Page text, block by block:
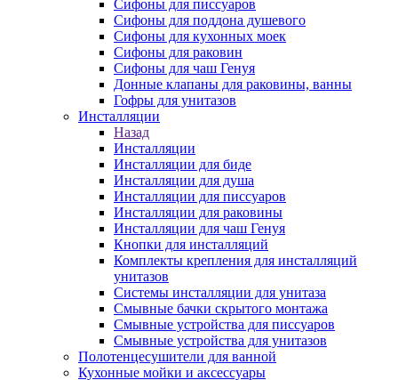
Сифоны для писсуаров
Сифоны для поддона душевого
Сифоны для кухонных моек
Сифоны для раковин
Сифоны для чаш Генуя
Донные клапаны для раковины, ванны
Гофры для унитазов
Инсталляции
Назад
Инсталляции
Инсталляции для биде
Инсталляции для душа
Инсталляции для писсуаров
Инсталляции для раковины
Инсталляции для чаш Генуя
Кнопки для инсталляций
Комплекты крепления для инсталляций
унитазов
Системы инсталляции для унитаза
Смывные бачки скрытого монтажа
Смывные устройства для писсуаров
Смывные устройства для унитазов
Полотенцесушители для ванной
Кухонные мойки и аксессуары